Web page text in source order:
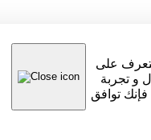
على
و تجربة
توافق